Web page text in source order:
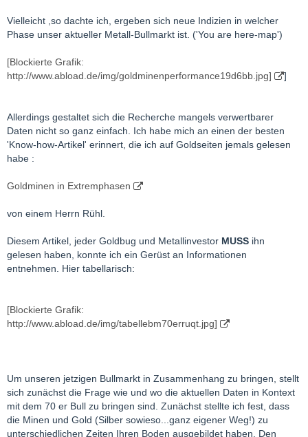
Vielleicht ,so dachte ich, ergeben sich neue Indizien in welcher
Phase unser aktueller Metall-Bullmarkt ist. ('You are here-map')
[Blockierte Grafik:
http://www.abload.de/img/goldminenperformance19d6bb.jpg]
]
Allerdings gestaltet sich die Recherche mangels verwertbarer
Daten nicht so ganz einfach. Ich habe mich an einen der besten
'Know-how-Artikel' erinnert, die ich auf Goldseiten jemals gelesen
habe :
Goldminen in Extremphasen
von einem Herrn Rühl.
Diesem Artikel, jeder Goldbug und Metallinvestor MUSS ihn
gelesen haben, konnte ich ein Gerüst an Informationen
entnehmen. Hier tabellarisch:
[Blockierte Grafik:
http://www.abload.de/img/tabellebm70erruqt.jpg]
Um unseren jetzigen Bullmarkt in Zusammenhang zu bringen, stellt
sich zunächst die Frage wie und wo die aktuellen Daten in Kontext
mit dem 70 er Bull zu bringen sind. Zunächst stellte ich fest, dass
die Minen und Gold (Silber sowieso...ganz eigener Weg!) zu
unterschiedlichen Zeiten Ihren Boden ausgebildet haben. Den